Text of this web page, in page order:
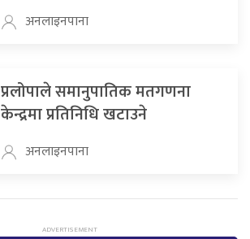
अनलाइनपाना
प्रलोपाले समानुपातिक मतगणना
केन्द्रमा प्रतिनिधि खटाउने
अनलाइनपाना